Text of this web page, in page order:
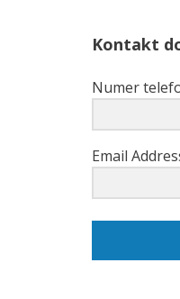
Kontakt
Numer
Email